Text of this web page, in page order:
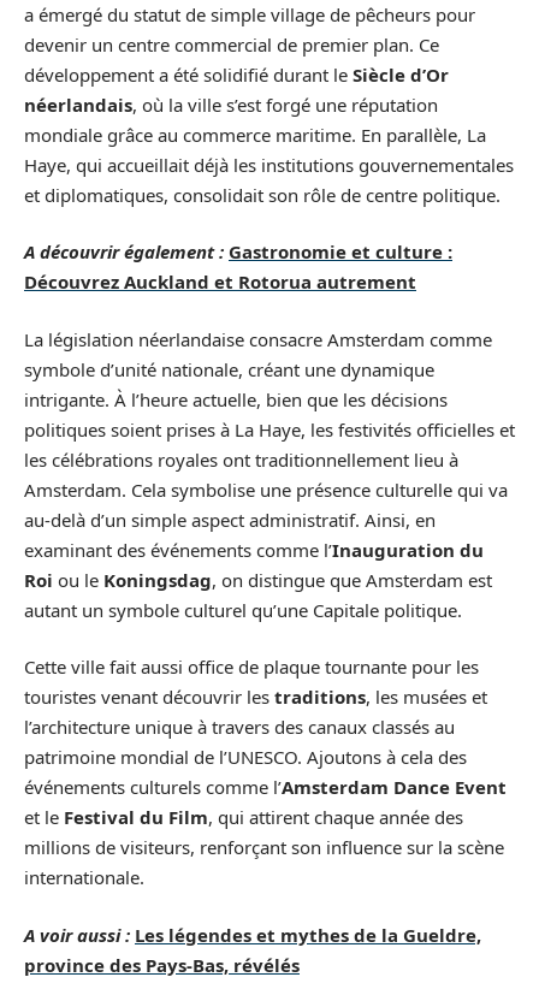
a émergé du statut de simple village de pêcheurs pour
devenir un centre commercial de premier plan. Ce
développement a été solidifié durant le Siècle d’Or
néerlandais, où la ville s’est forgé une réputation
mondiale grâce au commerce maritime. En parallèle, La
Haye, qui accueillait déjà les institutions gouvernementales
et diplomatiques, consolidait son rôle de centre politique.
A découvrir également : Gastronomie et culture :
Découvrez Auckland et Rotorua autrement
La législation néerlandaise consacre Amsterdam comme
symbole d’unité nationale, créant une dynamique
intrigante. À l’heure actuelle, bien que les décisions
politiques soient prises à La Haye, les festivités officielles et
les célébrations royales ont traditionnellement lieu à
Amsterdam. Cela symbolise une présence culturelle qui va
au-delà d’un simple aspect administratif. Ainsi, en
examinant des événements comme l’Inauguration du
Roi ou le Koningsdag, on distingue que Amsterdam est
autant un symbole culturel qu’une Capitale politique.
Cette ville fait aussi office de plaque tournante pour les
touristes venant découvrir les traditions, les musées et
l’architecture unique à travers des canaux classés au
patrimoine mondial de l’UNESCO. Ajoutons à cela des
événements culturels comme l’Amsterdam Dance Event
et le Festival du Film, qui attirent chaque année des
millions de visiteurs, renforçant son influence sur la scène
internationale.
A voir aussi : Les légendes et mythes de la Gueldre,
province des Pays-Bas, révélés